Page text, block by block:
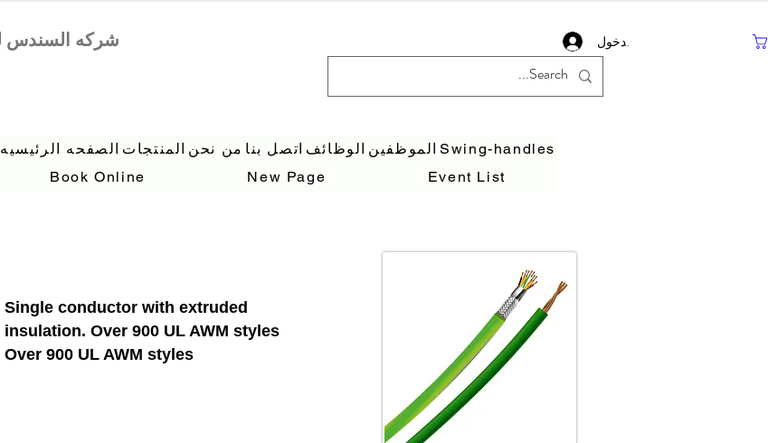
تسجيل دخول
الصفحه الرئيسيه المنتجات من نحن اتصل بنا الوظائف الموظفين Swing-handles
Book Online
New Page Event List
Single conductor with extruded
insulation. Over 900 UL AWM styles
Over 900 UL AWM styles